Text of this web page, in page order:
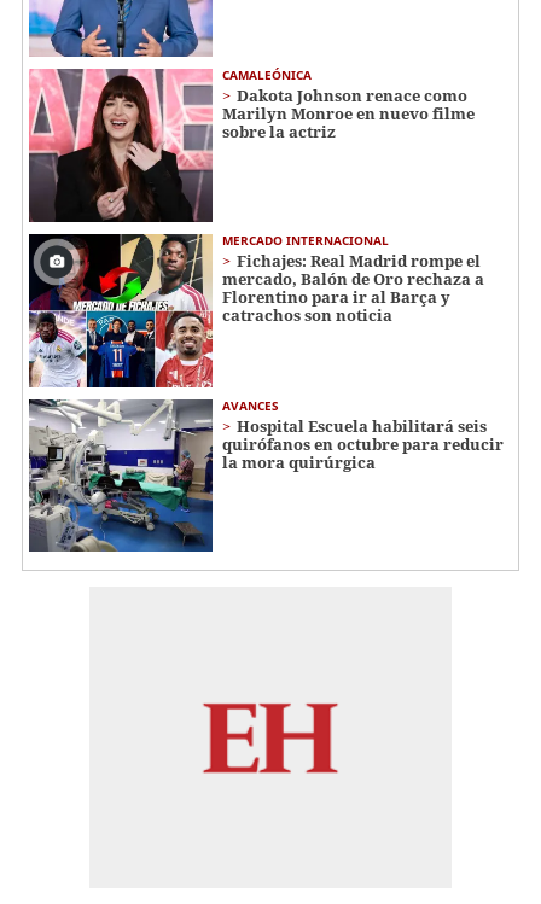
CAMALEÓNICA
Dakota Johnson renace como
Marilyn Monroe en nuevo filme
sobre la actriz
MERCADO INTERNACIONAL
Fichajes: Real Madrid rompe el
mercado, Balón de Oro rechaza a
Florentino para ir al Barça y
catrachos son noticia
AVANCES
Hospital Escuela habilitará seis
quirófanos en octubre para reducir
la mora quirúrgica